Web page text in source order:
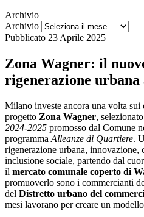
Archivio
Archivio
Pubblicato 23 Aprile 2025
Zona Wagner: il
rigenerazione
Milano investe ancora una volta
progetto Zona Wagner,
2024-2025 promosso dal Comune
programma Alleanze di Quartiere.
rigenerazione urbana, innovazione,
inclusione sociale, partendo dal
il mercato comunale coperto di
promuoverlo sono i commercianti
del Distretto urbano del
mesi lavorano per creare un